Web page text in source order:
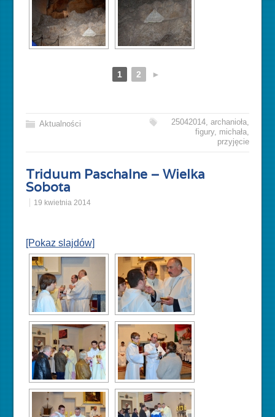
1 2 ►
Aktualności 25042014, archanioła,
figury, michała,
przyjęcie
Triduum Paschalne – Wielka
Sobota
19 kwietnia 2014
[Pokaz slajdów]